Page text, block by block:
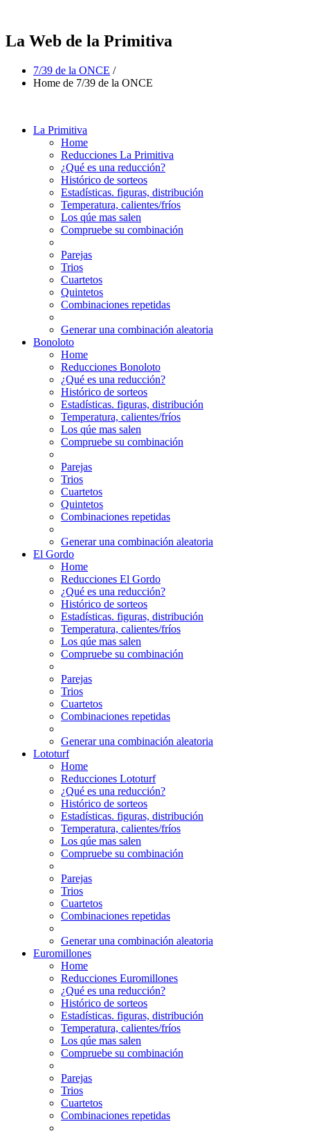
La Web de la Primitiva
7/39 de la ONCE /
Home de 7/39 de la ONCE
La Primitiva
Home
Reducciones La Primitiva
¿Qué es una reducción?
Histórico de sorteos
Estadísticas. figuras, distribución
Temperatura, calientes/fríos
Los qúe mas salen
Compruebe su combinación
Parejas
Trios
Cuartetos
Quintetos
Combinaciones repetidas
Generar una combinación aleatoria
Bonoloto
Home
Reducciones Bonoloto
¿Qué es una reducción?
Histórico de sorteos
Estadísticas. figuras, distribución
Temperatura, calientes/fríos
Los qúe mas salen
Compruebe su combinación
Parejas
Trios
Cuartetos
Quintetos
Combinaciones repetidas
Generar una combinación aleatoria
El Gordo
Home
Reducciones El Gordo
¿Qué es una reducción?
Histórico de sorteos
Estadísticas. figuras, distribución
Temperatura, calientes/fríos
Los qúe mas salen
Compruebe su combinación
Parejas
Trios
Cuartetos
Combinaciones repetidas
Generar una combinación aleatoria
Lototurf
Home
Reducciones Lototurf
¿Qué es una reducción?
Histórico de sorteos
Estadísticas. figuras, distribución
Temperatura, calientes/fríos
Los qúe mas salen
Compruebe su combinación
Parejas
Trios
Cuartetos
Combinaciones repetidas
Generar una combinación aleatoria
Euromillones
Home
Reducciones Euromillones
¿Qué es una reducción?
Histórico de sorteos
Estadísticas. figuras, distribución
Temperatura, calientes/fríos
Los qúe mas salen
Compruebe su combinación
Parejas
Trios
Cuartetos
Combinaciones repetidas